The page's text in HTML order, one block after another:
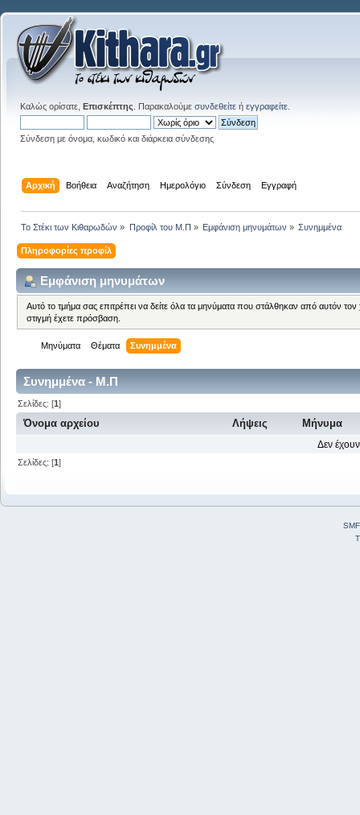
Καλώς ορίσατε, Επισκέπτης . Παρακαλούμε συνδεθείτε ή εγγραφείτε
Σύνδεση με όνομα, κωδικό και διάρκεια σύνδεσης
Αρχική Βοήθεια Αναζήτηση Ημερολόγιο Σύνδεση Εγγραφή
Το Στέκι των Κιθαρωδών » Προφίλ του Μ.Π » Εμφάνιση μηνυμάτων » Συνημμένα
Πληροφορίες προφίλ
Εμφάνιση μηνυμάτων
Αυτό το τμήμα σας επιτρέπει να δείτε όλα τα μηνύματα που στάλθηκαν από αυτόν
στιγμή έχετε πρόσβαση.
Μηνύματα Θέματα Συνημμένα
Συνημμένα - Μ.Π
Σελίδες: [1]
Όνομα αρχείου Λήψεις Μήνυμα
Δεν
Σελίδες: [1]